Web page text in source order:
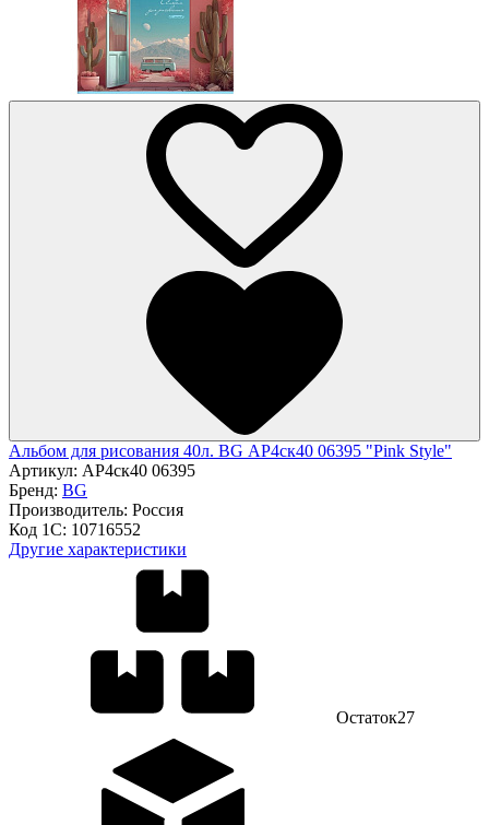
Альбом для рисования 40л. BG АР4ск40 06395 "Pink Style"
Артикул: АР4ск40 06395
Бренд: BG
Производитель: Россия
Код 1С: 10716552
Другие характеристики
Остаток27